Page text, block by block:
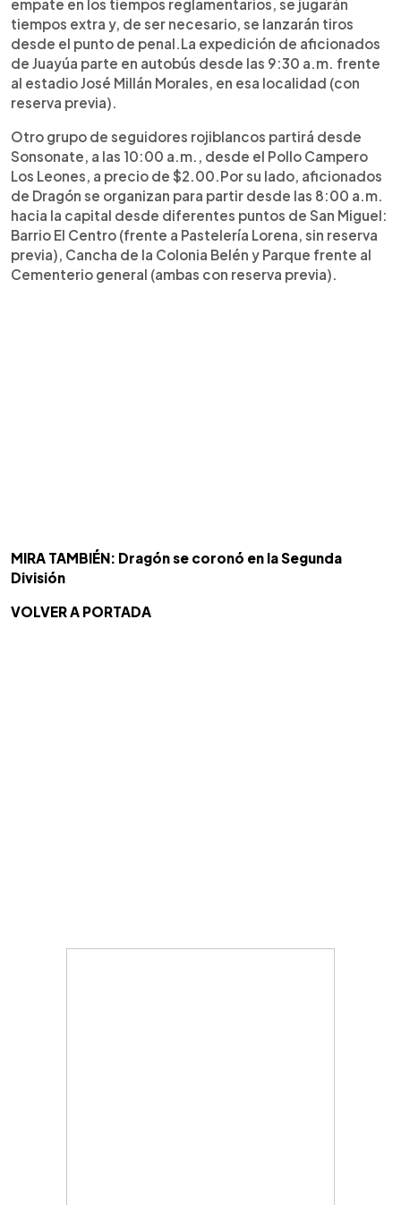
empate en los tiempos reglamentarios, se jugarán
tiempos extra y, de ser necesario, se lanzarán tiros
desde el punto de penal.La expedición de aficionados
de Juayúa parte en autobús desde las 9:30 a.m. frente
al estadio José Millán Morales, en esa localidad (con
reserva previa).
Otro grupo de seguidores rojiblancos partirá desde
Sonsonate, a las 10:00 a.m., desde el Pollo Campero
Los Leones, a precio de $2.00.Por su lado, aficionados
de Dragón se organizan para partir desde las 8:00 a.m.
hacia la capital desde diferentes puntos de San Miguel:
Barrio El Centro (frente a Pastelería Lorena, sin reserva
previa), Cancha de la Colonia Belén y Parque frente al
Cementerio general (ambas con reserva previa).
MIRA TAMBIÉN: Dragón se coronó en la Segunda
División
VOLVER A PORTADA